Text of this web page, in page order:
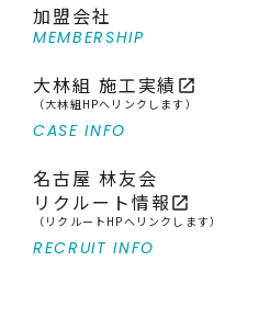
加盟会社
MEMBERSHIP
大林組 施工実績 open_in_new
（大林組HPへリンクします）
CASE INFO
名古屋 林友会
リクルート情報 open_in_new
（リクルートHPへリンクします）
RECRUIT INFO